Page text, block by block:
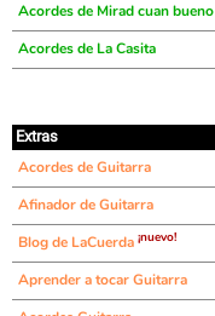
Acordes de Mirad cuan bueno
Acordes de La Casita
Extras
Acordes de Guitarra
Afinador de Guitarra
Blog de LaCuerda ¡nuevo!
Aprender a tocar Guitarra